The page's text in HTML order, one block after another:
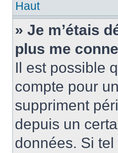
Haut
» Je m’étais
plus me
Il est possible
compte pour
suppriment
depuis un
données. Si